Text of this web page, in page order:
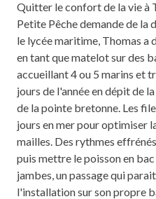
Quitter le confort de la vie à
Petite Pêche demande de
le lycée maritime, Thomas a
en tant que matelot sur des
accueillant 4 ou 5 marins et
jours de l'année en dépit de
de la pointe bretonne. Les
jours en mer pour optimiser
mailles. Des rythmes
puis mettre le poisson en
jambes, un passage qui
l'installation sur son propre